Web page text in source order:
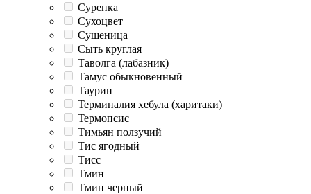
Сурепка
Сухоцвет
Сушеница
Сыть круглая
Таволга (лабазник)
Тамус обыкновенный
Таурин
Терминалия хебула (харитаки)
Термопсис
Тимьян ползучий
Тис ягодный
Тисс
Тмин
Тмин черный